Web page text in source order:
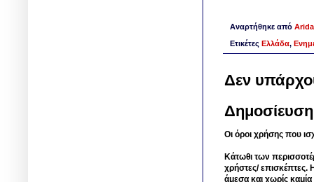
Αναρτήθηκε από
Ετικέτες Ελλάδα,
Δεν
Οι όροι χρήσης που
Κάτωθι των
χρήστες/ επισκέπτες.
άμεσα και χωρίς